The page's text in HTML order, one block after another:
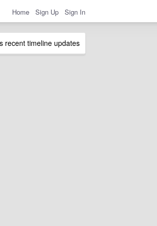
Home Sign Up Sign In
recent timeline updates